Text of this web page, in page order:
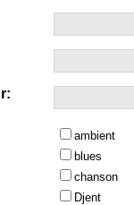
ambient
blues
chanson
Djent